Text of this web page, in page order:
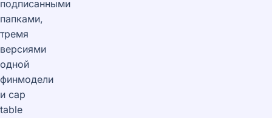
подписанными
папками,
тремя
версиями
одной
финмодели
и cap
table